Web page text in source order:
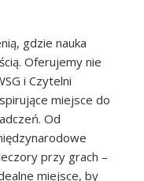
gdzie nauka
Oferujemy nie
i Czytelni
miejsce do
Od
przy grach –
miejsce, by